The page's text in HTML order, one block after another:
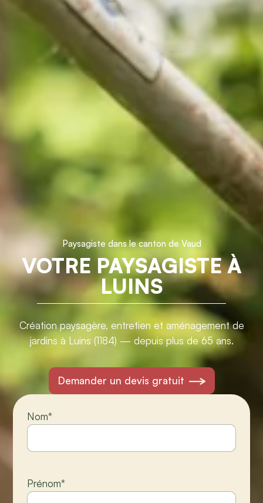
Paysagiste dans le canton de Vaud
VOTRE PAYSAGISTE À
LUINS
Création paysagère, entretien et aménagement de
jardins à Luins (1184) — depuis plus de 65 ans.
Demander un devis gratuit
Nom*
Prénom*